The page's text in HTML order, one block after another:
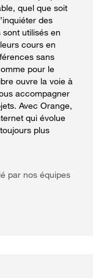
quel que soit
des
utilisés en
cours en
sans
pour le
ouvre la voie à
accompagner
Avec Orange,
qui évolue
plus
par nos équipes